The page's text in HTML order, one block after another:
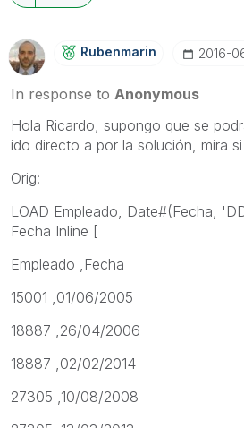
Rubenmarin ‎2016-
In response to Anonymous
Hola Ricardo, supongo que se
ido directo a por la solución, mira
Orig:
LOAD Empleado, Date#(Fecha,
Fecha Inline [
Empleado ,Fecha
15001 ,01/06/2005
18887 ,26/04/2006
18887 ,02/02/2014
27305 ,10/08/2008